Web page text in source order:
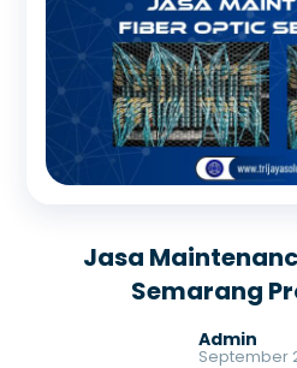
Jasa
Semarang
Admin
September